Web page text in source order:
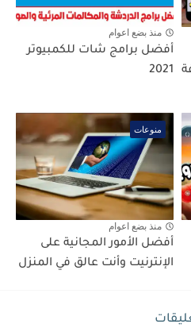
منذ بضع اعوام
أفضل برامج شات للكمبيوتر
2021
منوعات
منذ بضع اعوام
أفضل الأمور المجانية على
الإنترنيت وأنت عالق في المنزل